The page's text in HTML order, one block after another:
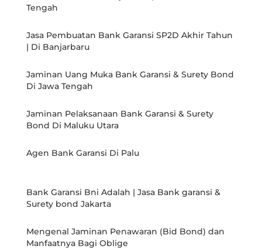
Tengah
Jasa Pembuatan Bank Garansi SP2D Akhir Tahun
| Di Banjarbaru
Jaminan Uang Muka Bank Garansi & Surety Bond
Di Jawa Tengah
Jaminan Pelaksanaan Bank Garansi & Surety
Bond Di Maluku Utara
Agen Bank Garansi Di Palu
Bank Garansi Bni Adalah | Jasa Bank garansi &
Surety bond Jakarta
Mengenal Jaminan Penawaran (Bid Bond) dan
Manfaatnya Bagi Oblige